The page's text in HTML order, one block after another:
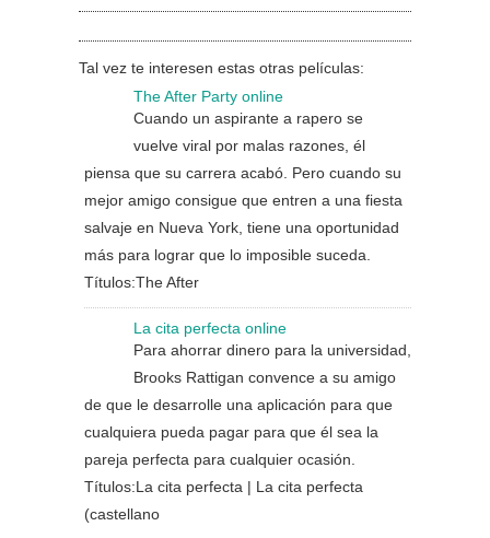
Tal vez te interesen estas otras películas:
The After Party online
Cuando un aspirante a rapero se
vuelve viral por malas razones, él
piensa que su carrera acabó. Pero cuando su
mejor amigo consigue que entren a una fiesta
salvaje en Nueva York, tiene una oportunidad
más para lograr que lo imposible suceda.
Títulos:The After
La cita perfecta online
Para ahorrar dinero para la universidad,
Brooks Rattigan convence a su amigo
de que le desarrolle una aplicación para que
cualquiera pueda pagar para que él sea la
pareja perfecta para cualquier ocasión.
Títulos:La cita perfecta | La cita perfecta
(castellano